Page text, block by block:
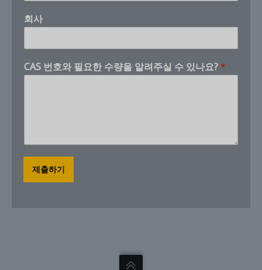
수
번
와
y
o
회사
CAS 번호와 필요한 수량을 알려주실 수 있나요? *
제출하기